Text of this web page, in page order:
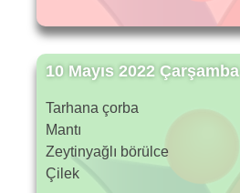
10 Mayıs 2022 Çarşamba
Tarhana çorba
Mantı
Zeytinyağlı börülce
Çilek